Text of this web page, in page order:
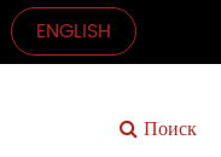
ENGLISH
Поиск